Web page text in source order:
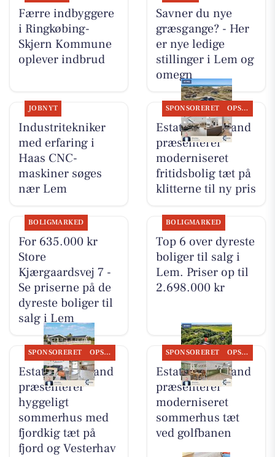
Færre indbyggere
i Ringkøbing-
Skjern Kommune
oplever indbrud
Savner du nye
græsgange? - Her
er nye ledige
stillinger i Lem og
omegn
JOBNYT
Industritekniker
med erfaring i
Haas CNC-
maskiner søges
nær Lem
SPONSORERET OPSLAGSTAVLEN
Estate Vestjylland
præsenterer
moderniseret
fritidsbolig tæt på
klitterne til ny pris
BOLIGMARKED
For 635.000 kr
Store
Kjærgaardsvej 7 -
Se priserne på de
dyreste boliger til
salg i Lem
BOLIGMARKED
Top 6 over dyreste
boliger til salg i
Lem. Priser op til
2.698.000 kr
SPONSORERET OPSLAGSTAVLEN
Estate Vestjylland
præsenterer
hyggeligt
sommerhus med
fjordkig tæt på
fjord og Vesterhav
SPONSORERET OPSLAGSTAVLEN
Estate Vestjylland
præsenterer
moderniseret
sommerhus tæt
ved golfbanen